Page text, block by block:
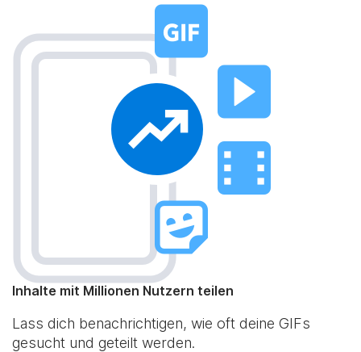
Inhalte mit Millionen Nutzern teilen
Lass dich benachrichtigen, wie oft deine GIFs
gesucht und geteilt werden.